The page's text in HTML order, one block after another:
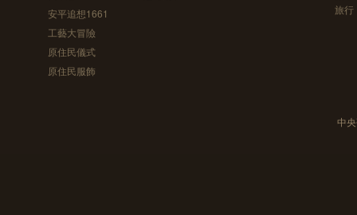
安平追想1661
工藝大冒險
原住民儀式
原住民服飾
旅行
中